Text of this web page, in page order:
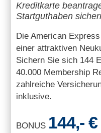
Kreditkarte
Startguthaben
Die American
einer attraktiven
Sichern Sie sich 144
40.000 Membership
zahlreiche
inklusive.
BONUS 144,- €